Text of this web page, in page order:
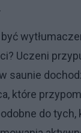
Uczeni
saunie
które
do